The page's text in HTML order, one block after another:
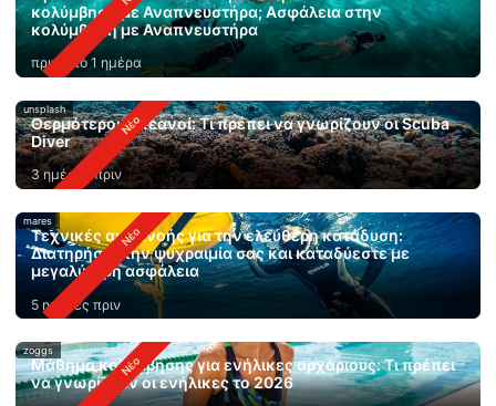
κολύμβηση με Αναπνευστήρα; Ασφάλεια στην
κολύμβηση με Αναπνευστήρα
πριν από 1 ημέρα
unsplash
Θερμότεροι ωκεανοί: Τι πρέπει να γνωρίζουν οι Scuba
Diver
3 ημέρες πριν
mares
Τεχνικές αναπνοής για την ελεύθερη κατάδυση:
Διατηρήστε την ψυχραιμία σας και καταδύεστε με
μεγαλύτερη ασφάλεια
5 ημέρες πριν
zoggs
Μάθημα κολύμβησης για ενήλικες αρχάριους: Τι πρέπει
να γνωρίζουν οι ενήλικες το 2026